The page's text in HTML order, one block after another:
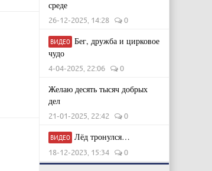
среде
26-12-2025, 14:28 0
ВИДЕО Бег, дружба и цирковое
чудо
4-04-2025, 22:06 0
Желаю десять тысяч добрых
дел
21-01-2025, 22:42 0
ВИДЕО Лёд тронулся…
18-12-2023, 15:34 0